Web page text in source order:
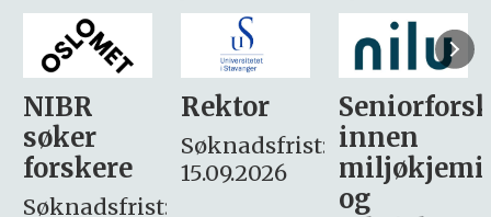
Rektor
Søknadsfrist:
15.09.2026
Seniorforsker
innen
miljøkjemi
søker
– fast